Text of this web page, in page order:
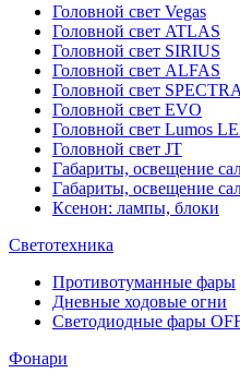
Головной свет Vegas
Головной свет ATLAS
Головной свет SIRIUS
Головной свет ALFAS
Головной свет
Головной свет EVO
Головной свет Lumos
Головной свет JT
Габариты, освещение
Габариты, освещение
Ксенон: лампы, блоки
Светотехника
Противотуманные фары
Дневные ходовые огни
Светодиодные фары
Фонари